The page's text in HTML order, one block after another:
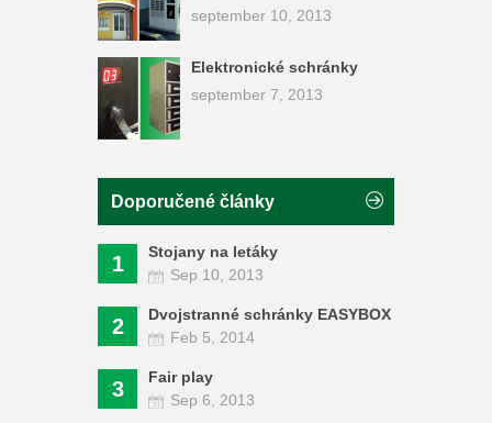
september 10, 2013
Elektronické schránky
september 7, 2013
Doporučené články
1
Stojany na letáky
Sep 10, 2013
2
Dvojstranné schránky EASYBOX
Feb 5, 2014
3
Fair play
Sep 6, 2013